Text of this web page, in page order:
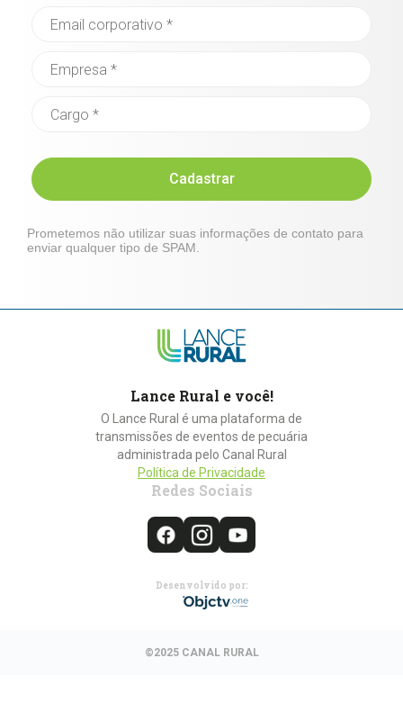
Cadastrar
Prometemos não utilizar suas informações de contato para
enviar qualquer tipo de SPAM.
Lance Rural e você!
O Lance Rural é uma plataforma de
transmissões de eventos de pecuária
administrada pelo Canal Rural
Política de Privacidade
Redes Sociais
Desenvolvido por:
©2025 CANAL RURAL